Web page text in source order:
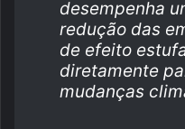
desempenha
redução das
de efeito
diretamente
mudanças